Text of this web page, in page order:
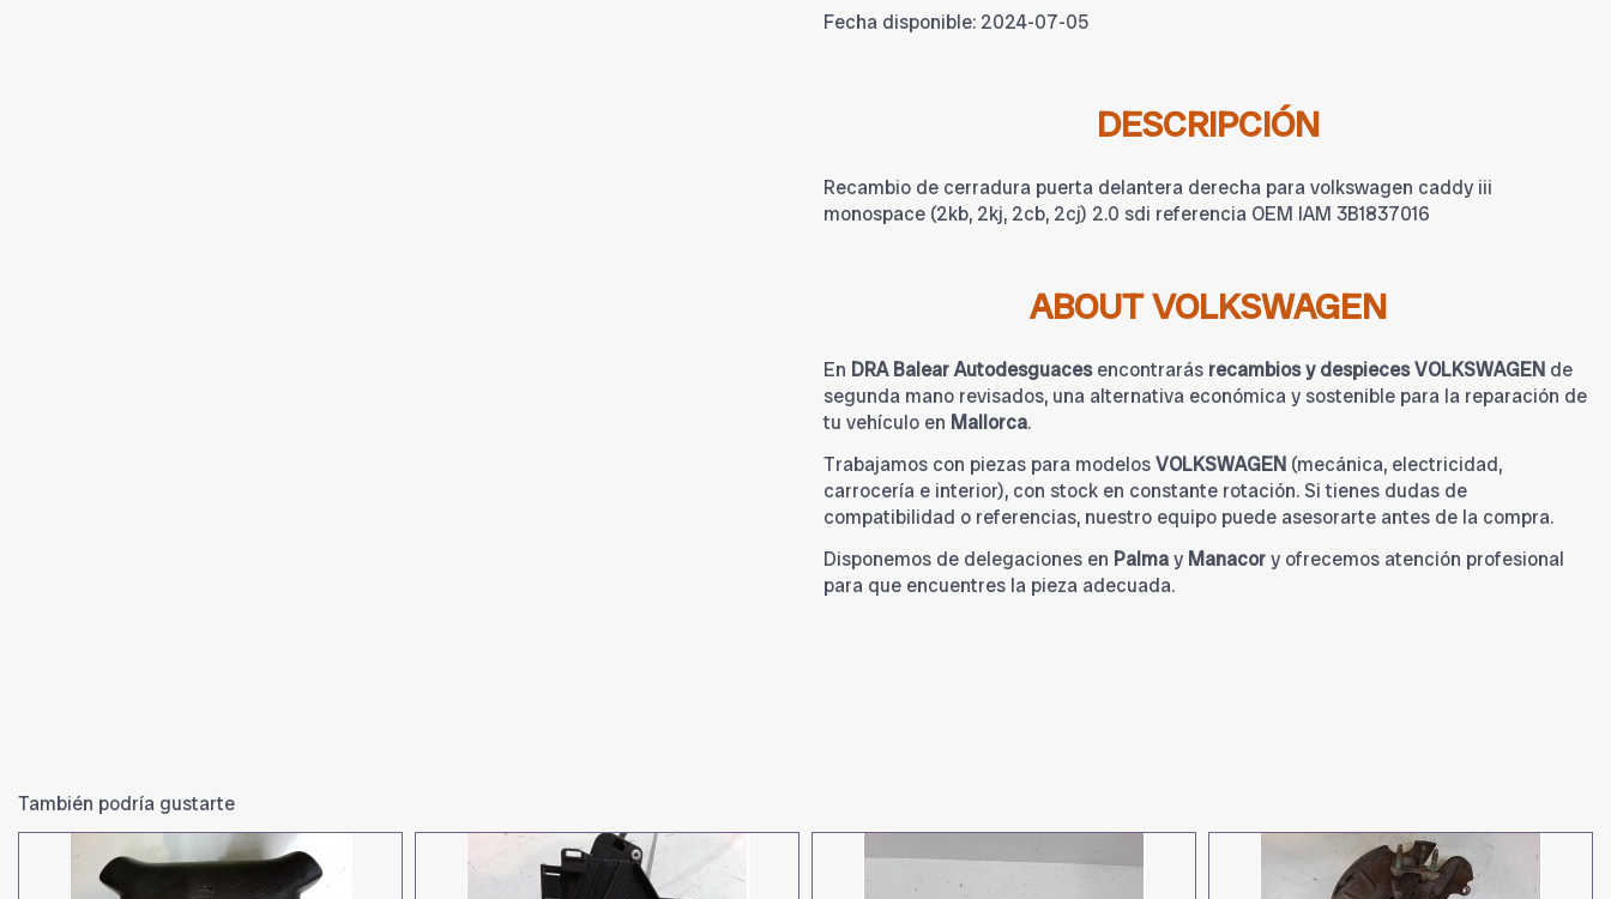
Fecha disponible: 2024-07-05
DESCRIPCIÓN
Recambio de cerradura puerta delantera derecha para volkswagen caddy iii
monospace (2kb, 2kj, 2cb, 2cj) 2.0 sdi referencia OEM IAM 3B1837016
ABOUT VOLKSWAGEN
En DRA Balear Autodesguacesencontrarás recambios y despieces VOLKSWAGEN de
segunda mano revisados, una alternativa económica y sostenible para la reparación de
tu vehículo en Mallorca.
Trabajamos con piezas para modelosVOLKSWAGEN (mecánica, electricidad,
carrocería e interior), con stock en constante rotación. Si tienes dudas de
compatibilidad o referencias, nuestro equipo puede asesorarte antes de la compra.
Disponemos de delegaciones en Palmay Manacory ofrecemos atención profesional
para que encuentres la pieza adecuada.
También podría gustarte